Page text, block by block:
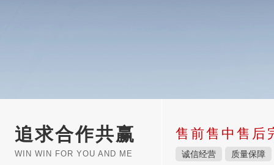
追求合作共赢
WIN WIN FOR YOU AND ME
售前售中售后
诚信经营 质量保障